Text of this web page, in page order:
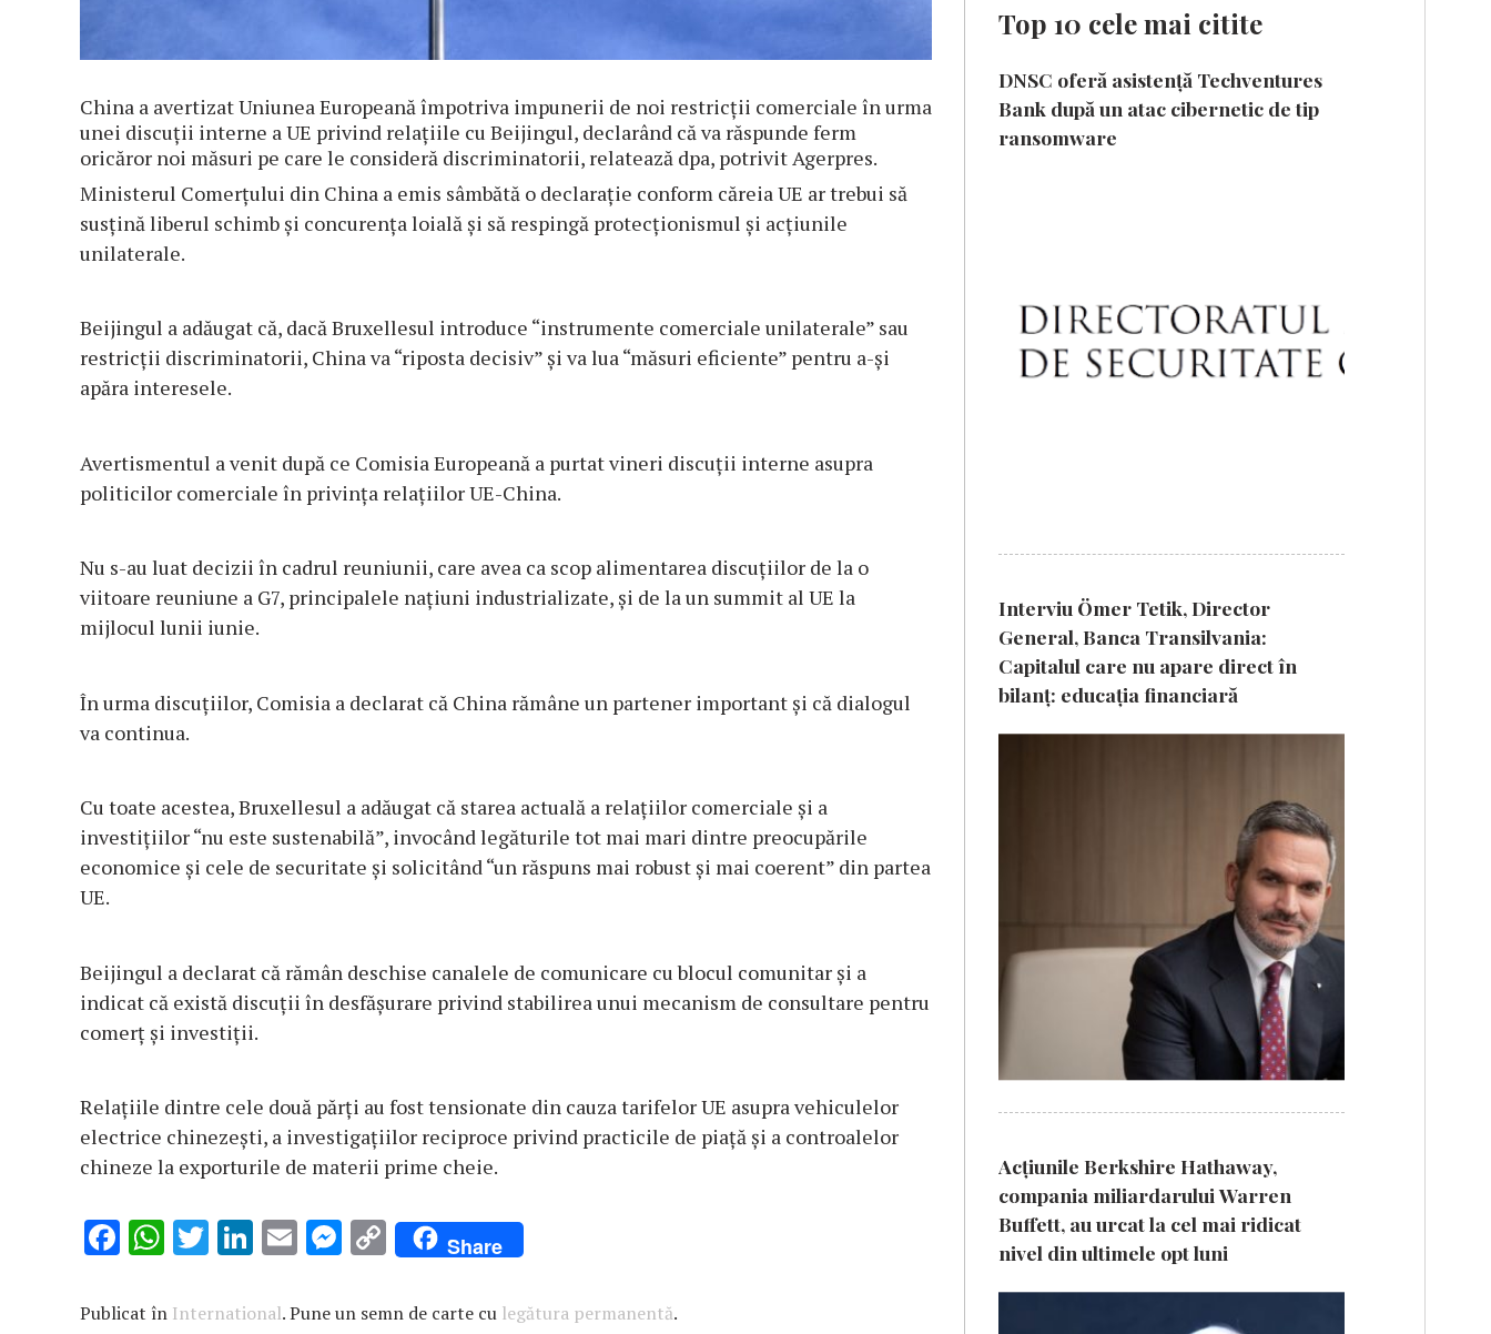
China a avertizat Uniunea Europeană împotriva impunerii de noi restricţii comerciale în urma
unei discuţii interne a UE privind relaţiile cu Beijingul, declarând că va răspunde ferm
oricăror noi măsuri pe care le consideră discriminatorii, relatează dpa, potrivit Agerpres.
Ministerul Comerţului din China a emis sâmbătă o declaraţie conform căreia UE ar trebui să
susţină liberul schimb şi concurenţa loială şi să respingă protecţionismul şi acţiunile
unilaterale.
Beijingul a adăugat că, dacă Bruxellesul introduce “instrumente comerciale unilaterale” sau
restricţii discriminatorii, China va “riposta decisiv” şi va lua “măsuri eficiente” pentru a-şi
apăra interesele.
Avertismentul a venit după ce Comisia Europeană a purtat vineri discuţii interne asupra
politicilor comerciale în privinţa relaţiilor UE-China.
Nu s-au luat decizii în cadrul reuniunii, care avea ca scop alimentarea discuţiilor de la o
viitoare reuniune a G7, principalele naţiuni industrializate, şi de la un summit al UE la
mijlocul lunii iunie.
În urma discuţiilor, Comisia a declarat că China rămâne un partener important şi că dialogul
va continua.
Cu toate acestea, Bruxellesul a adăugat că starea actuală a relaţiilor comerciale şi a
investiţiilor “nu este sustenabilă”, invocând legăturile tot mai mari dintre preocupările
economice şi cele de securitate şi solicitând “un răspuns mai robust şi mai coerent” din partea
UE.
Beijingul a declarat că rămân deschise canalele de comunicare cu blocul comunitar şi a
indicat că există discuţii în desfăşurare privind stabilirea unui mecanism de consultare pentru
comerţ şi investiţii.
Relaţiile dintre cele două părţi au fost tensionate din cauza tarifelor UE asupra vehiculelor
electrice chinezeşti, a investigaţiilor reciproce privind practicile de piaţă şi a controalelor
chineze la exporturile de materii prime cheie.
F
e
W
at
T
it
Li
k
E
ai
M
se
C
o
p
Share
Publicat în International. Pune un semn de carte cu legătura permanentă.
Top 10 cele mai citite
DNSC oferă asistență Techventures
Bank după un atac cibernetic de tip
ransomware
Interviu Ömer Tetik, Director
General, Banca Transilvania:
Capitalul care nu apare direct în
bilanț: educația financiară
Acțiunile Berkshire Hathaway,
compania miliardarului Warren
Buffett, au urcat la cel mai ridicat
nivel din ultimele opt luni